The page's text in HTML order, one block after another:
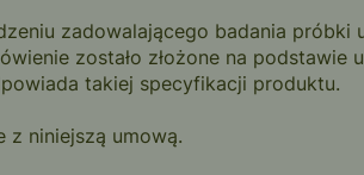
zadowalającego badania
zostało złożone na
takiej specyfikacji produktu.
niniejszą umową.